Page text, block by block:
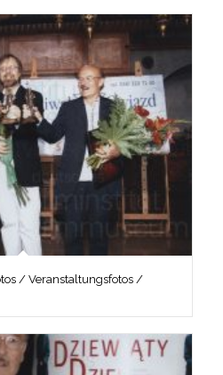
/ Veranstaltungsfotos /